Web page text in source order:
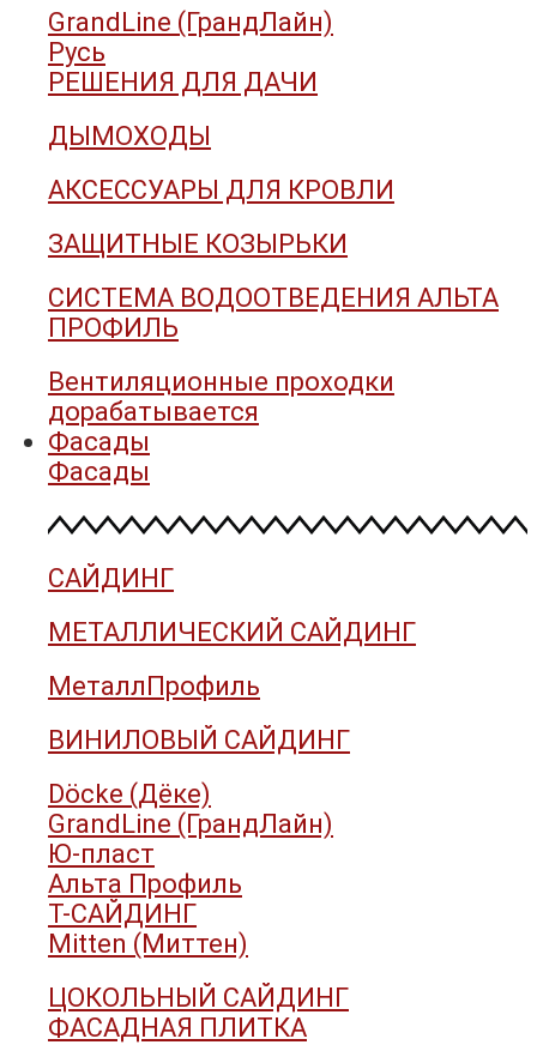
GrandLine (ГрандЛайн)
Русь
РЕШЕНИЯ ДЛЯ ДАЧИ
ДЫМОХОДЫ
АКСЕССУАРЫ ДЛЯ КРОВЛИ
ЗАЩИТНЫЕ КОЗЫРЬКИ
СИСТЕМА ВОДООТВЕДЕНИЯ АЛЬТА
ПРОФИЛЬ
Вентиляционные проходки
дорабатывается
Фасады
Фасады
САЙДИНГ
МЕТАЛЛИЧЕСКИЙ САЙДИНГ
МеталлПрофиль
ВИНИЛОВЫЙ САЙДИНГ
Döcke (Дёке)
GrandLine (ГрандЛайн)
Ю-пласт
Альта Профиль
Т-САЙДИНГ
Mitten (Миттен)
ЦОКОЛЬНЫЙ САЙДИНГ
ФАСАДНАЯ ПЛИТКА